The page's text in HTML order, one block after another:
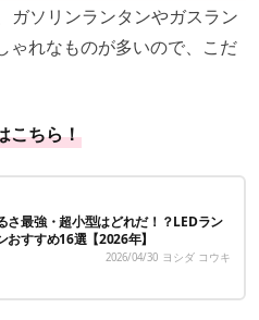
ガソリンランタンやガスラン
ゃれなものが多いので、こだ
こちら！
さ最強・超小型はどれだ！？LEDラン
おすすめ16選【2026年】
2026/04/30 ヨシダ コウキ